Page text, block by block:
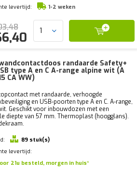
levertijd:
1-2 weken
wandcontactdoos randaarde Safety+
type A en C A-range alpine wit (A
CA WW)
met randaarde, verhoogde
en USB-poorten type A en C. A-range,
Geschikt voor inbouwdozen met een
diepte van 57 mm. Thermoplast (hoogglans).
89 stuk(s)
levertijd:
21u besteld, morgen in huis*